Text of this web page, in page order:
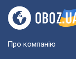
Про компанію